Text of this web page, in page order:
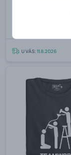
U VÁS:11.8.2026